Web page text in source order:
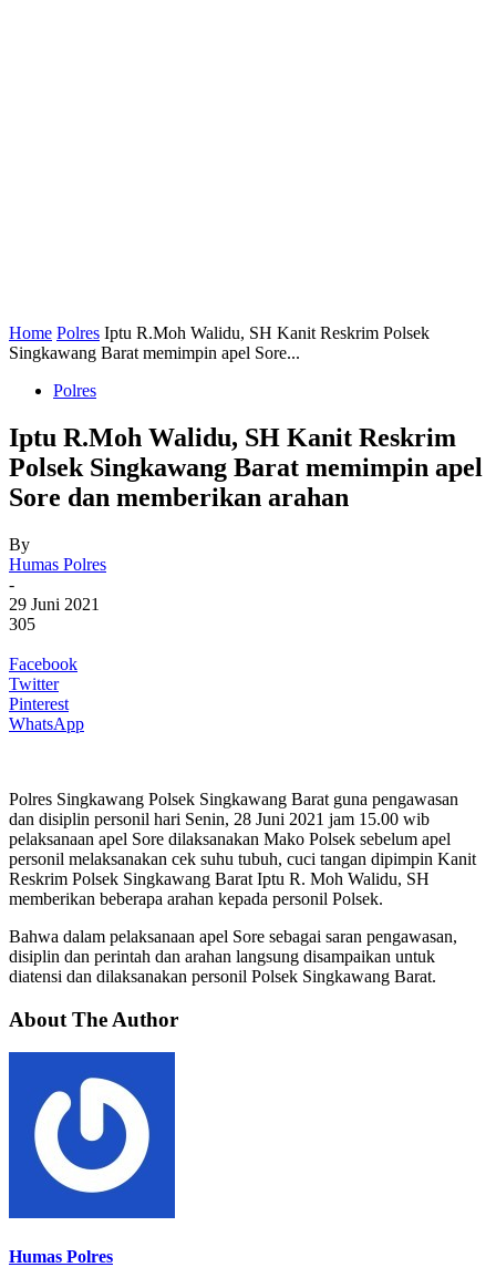
Home Polres Iptu R.Moh Walidu, SH Kanit Reskrim Polsek
Singkawang Barat memimpin apel Sore...
Polres
Iptu R.Moh Walidu, SH Kanit Reskrim
Polsek Singkawang Barat memimpin apel
Sore dan memberikan arahan
By
Humas Polres
-
29 Juni 2021
305
Facebook
Twitter
Pinterest
WhatsApp
Polres Singkawang Polsek Singkawang Barat guna pengawasan
dan disiplin personil hari Senin, 28 Juni 2021 jam 15.00 wib
pelaksanaan apel Sore dilaksanakan Mako Polsek sebelum apel
personil melaksanakan cek suhu tubuh, cuci tangan dipimpin Kanit
Reskrim Polsek Singkawang Barat Iptu R. Moh Walidu, SH
memberikan beberapa arahan kepada personil Polsek.
Bahwa dalam pelaksanaan apel Sore sebagai saran pengawasan,
disiplin dan perintah dan arahan langsung disampaikan untuk
diatensi dan dilaksanakan personil Polsek Singkawang Barat.
About The Author
Humas Polres